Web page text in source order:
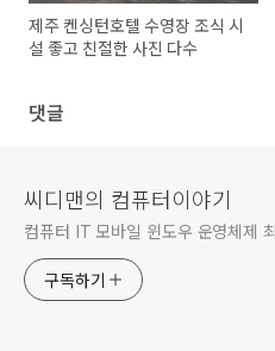
제주 켄싱턴호텔 수영장 조식 시
설 좋고 친절한 사진 다수
댓글
씨디맨의 컴퓨터이야기
컴퓨터 IT 모바일 윈도우 운영체제
구독하기